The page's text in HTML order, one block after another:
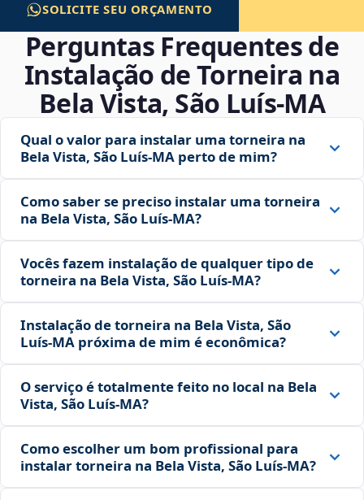
SOLICITE SEU ORÇAMENTO
Perguntas Frequentes de
Instalação de Torneira na
Bela Vista, São Luís‑MA
Qual o valor para instalar uma torneira na
Bela Vista, São Luís‑MA perto de mim?
Como saber se preciso instalar uma torneira
na Bela Vista, São Luís‑MA?
Vocês fazem instalação de qualquer tipo de
torneira na Bela Vista, São Luís‑MA?
Instalação de torneira na Bela Vista, São
Luís‑MA próxima de mim é econômica?
O serviço é totalmente feito no local na Bela
Vista, São Luís‑MA?
Como escolher um bom profissional para
instalar torneira na Bela Vista, São Luís‑MA?